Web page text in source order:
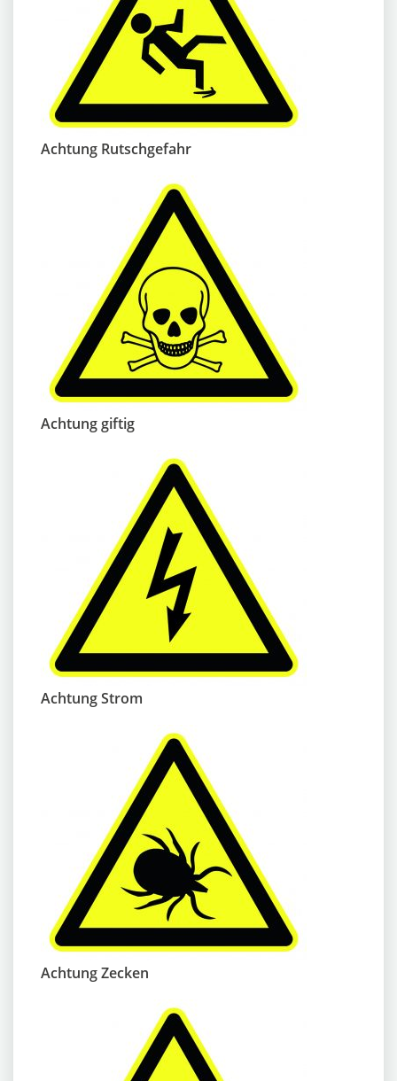
Achtung Rutschgefahr
Achtung giftig
Achtung Strom
Achtung Zecken